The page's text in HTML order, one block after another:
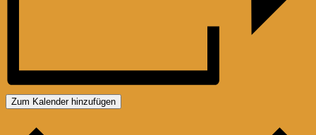
Zum Kalender hinzufügen